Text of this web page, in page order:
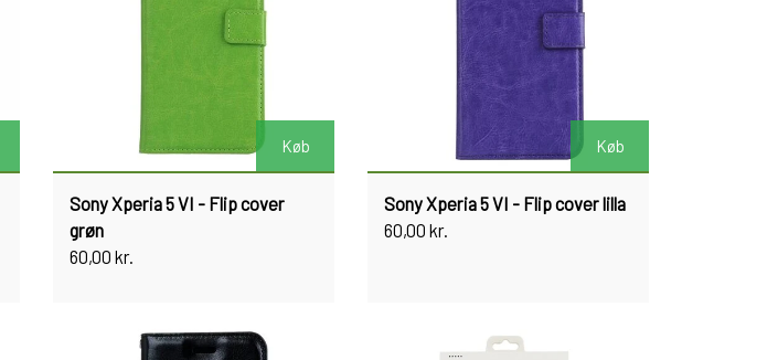
Køb
Sony Xperia 5 VI - Flip cover
grøn
60,00 kr.
Køb
Sony Xperia 5 VI - Flip cover lilla
60,00 kr.